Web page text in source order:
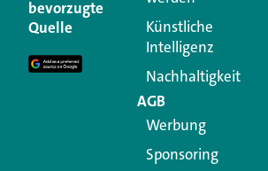
Erforderliche Felder sind mit
Kommentar
bevorzugte
Quelle
Künstliche
Intelligenz
Nachhaltigkeit
AGB
Werbung
Sponsoring